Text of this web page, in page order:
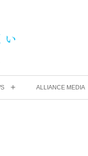
ALLIANCE MEDIA